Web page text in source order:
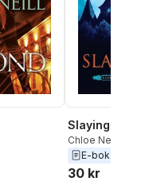
Slaying It
Chloe Neill
E-bok
30 kr